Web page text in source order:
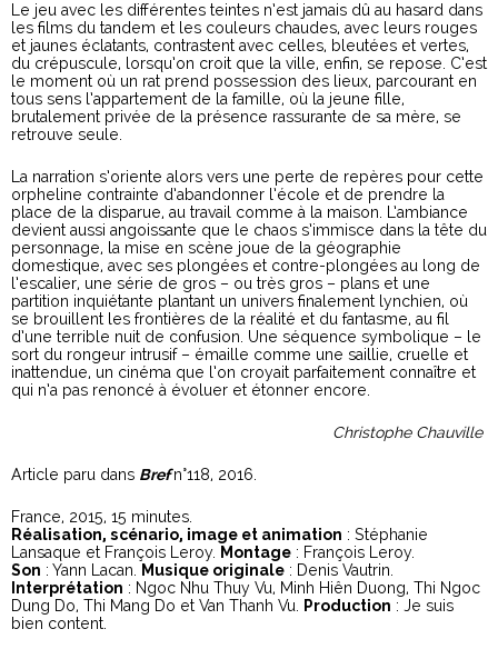
Le jeu avec les différentes teintes n’est jamais dû au hasard dans
les films du tandem et les couleurs chaudes, avec leurs rouges
et jaunes éclatants, contrastent avec celles, bleutées et vertes,
du crépuscule, lorsqu’on croit que la ville, enfin, se repose. C’est
le moment où un rat prend possession des lieux, parcourant en
tous sens l’appartement de la famille, où la jeune fille,
brutalement privée de la présence rassurante de sa mère, se
retrouve seule.
La narration s’oriente alors vers une perte de repères pour cette
orpheline contrainte d’abandonner l’école et de prendre la
place de la disparue, au travail comme à la maison. L’ambiance
devient aussi angoissante que le chaos s’immisce dans la tête du
personnage, la mise en scène joue de la géographie
domestique, avec ses plongées et contre-plongées au long de
l’escalier, une série de gros – ou très gros – plans et une
partition inquiétante plantant un univers finalement lynchien, où
se brouillent les frontières de la réalité et du fantasme, au fil
d’une terrible nuit de confusion. Une séquence symbolique – le
sort du rongeur intrusif – émaille comme une saillie, cruelle et
inattendue, un cinéma que l’on croyait parfaitement connaître et
qui n’a pas renoncé à évoluer et étonner encore.
Christophe Chauville
Article paru dans Brefn°118, 2016.
France, 2015, 15 minutes.
Réalisation, scénario, image et animation : Stéphanie
Lansaque et François Leroy. Montage : François Leroy.
Son : Yann Lacan. Musique originale : Denis Vautrin.
Interprétation : Ngoc Nhu Thuy Vu, Minh Hiên Duong, Thi Ngoc
Dung Do, Thi Mang Do et Van Thanh Vu.
Production : Je suis
bien content.